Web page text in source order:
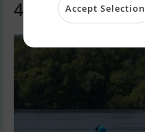
48.750 DKKAccept Selection